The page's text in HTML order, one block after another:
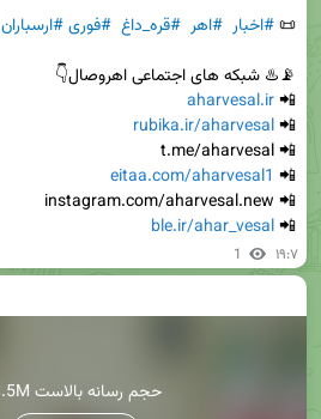
📜 #اخبار #اهر #قره_داغ #فوری#ارسباران
📲
aharvesal.ir
📲
rubika.ir/aharvesal
📲
eitaa.com/aharvesal1
📲
ble.ir/ahar_vesal
1 ۱۹:۷
3.5M حجم رسانه بالاست